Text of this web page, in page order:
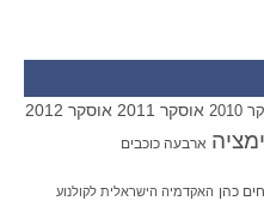
אוסקר 2011 אוסקר 2012
ארבעה כוכבים
כהן האקדמיה הישראלית לקולנוע